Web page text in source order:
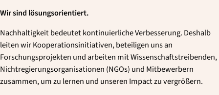
Wir sind lösungsorientiert.
Nachhaltigkeit bedeutet kontinuierliche Verbesserung. Deshalb
leiten wir Kooperationsinitiativen, beteiligen uns an
Forschungsprojekten und arbeiten mit Wissenschaftstreibenden,
Nichtregierungsorganisationen (NGOs) und Mitbewerbern
zusammen, um zu lernen und unseren Impact zu vergrößern.